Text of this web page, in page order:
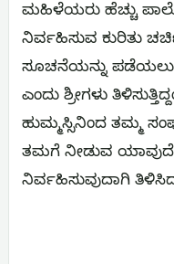
ಮಹಿಳೆಯರು ಹೆಚ್ಚು
ನಿರ್ವಹಿಸುವ ಕುರಿತು
ಸೂಚನೆಯನ್ನು
ಎಂದು ಶ್ರೀಗಳು
ಹುಮ್ಮಸ್ಸಿನಿಂದ ತಮ್ಮ
ತಮಗೆ ನೀಡುವ
ನಿರ್ವಹಿಸುವುದಾಗಿ